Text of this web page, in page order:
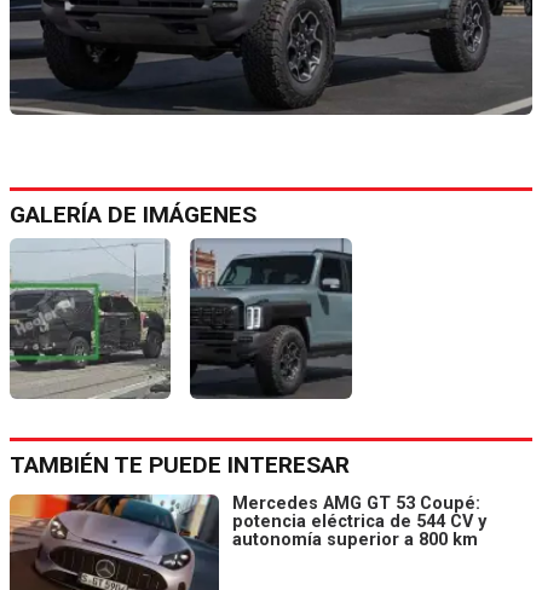
GALERÍA DE IMÁGENES
TAMBIÉN TE PUEDE INTERESAR
Mercedes AMG GT 53 Coupé:
potencia eléctrica de 544 CV y
autonomía superior a 800 km